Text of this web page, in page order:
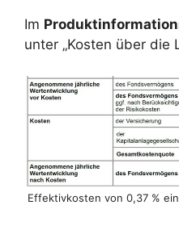
Im
unter „Kosten über die
Effektivkosten von 0,37 %